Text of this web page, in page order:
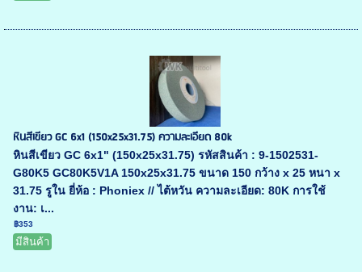
หินสีเขียว GC 6x1 (150x25x31.75) ความละเอียด 80k
หินสีเขียว GC 6x1" (150x25x31.75) รหัสสินค้า : 9-1502531-
G80K5 GC80K5V1A 150x25x31.75 ขนาด 150 กว้าง x 25 หนา x
31.75 รูใน ยี่ห้อ : Phoniex // ไต้หวัน ความละเอียด: 80K การใช้
งาน: เ...
฿353
มีสินค้า